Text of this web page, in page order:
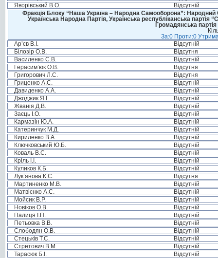
Яворівський В.О.
Відсутній
Фракція Блоку “Наша Україна – Народна Самооборона”: Народний
Українська Народна Партія, Українська республіканська
Громадянська
За:0 Проти:0
Ар’єв В.І.
Відсутній
Білозір О.В.
Відсутня
Василенко С.В.
Відсутній
Герасим’юк О.В.
Відсутня
Григорович Л.С.
Відсутня
Гриценко А.С.
Відсутній
Давиденко А.А.
Відсутній
Джоджик Я.І.
Відсутній
Жванія Д.В.
Відсутній
Заєць І.О.
Відсутній
Кармазін Ю.А.
Відсутній
Катеринчук М.Д.
Відсутній
Кириленко В.А.
Відсутній
Ключковський Ю.Б.
Відсутній
Коваль В.С.
Відсутній
Кріль І.І.
Відсутній
Куликов К.Б.
Відсутній
Лук’янова К.Є.
Відсутня
Мартиненко М.В.
Відсутній
Матвієнко А.С.
Відсутній
Мойсик В.Р.
Відсутній
Новіков О.В.
Відсутній
Палиця І.П.
Відсутній
Петьовка В.В.
Відсутній
Слободян О.В.
Відсутній
Стецьків Т.С.
Відсутній
Стретович В.М.
Відсутній
Тарасюк Б.І.
Відсутній